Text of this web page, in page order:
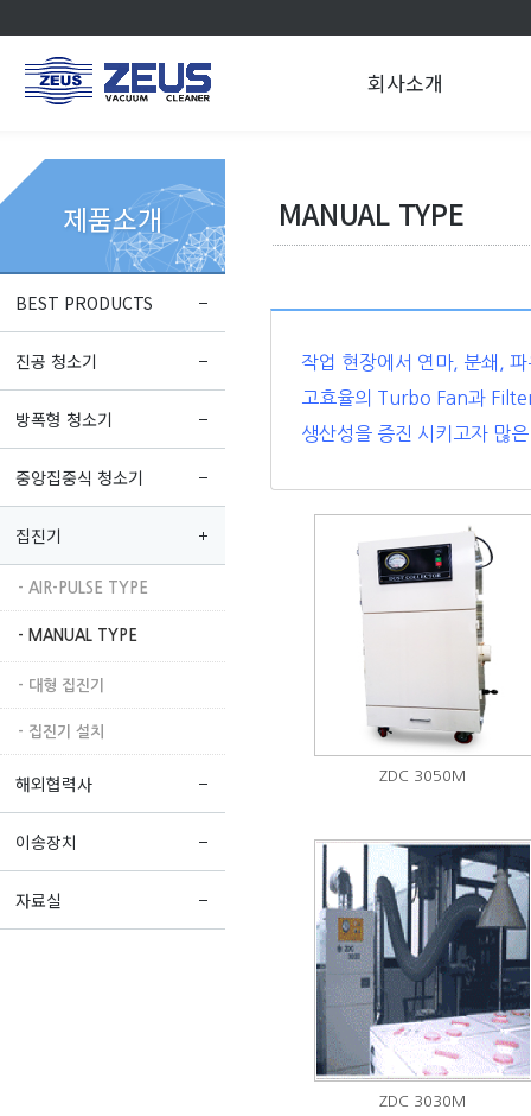
BEST PRODUCTS
진공 청소기
방폭형 청소기
중앙집중식 청소기
집진기
- AIR-PULSE TYPE
- MANUAL TYPE
- 대형 집진기
- 집진기 설치
해외협력사
이송장치
자료실
제품소개 MANUAL TYPE
회사소개
작업 현장에서 연마, 분쇄,
고효율의 Turbo Fan과
생산성을 증진 시키고자 많
ZDC 3050M
ZDC 3030M